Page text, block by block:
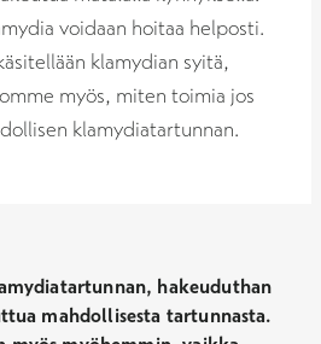
voidaan hoitaa helposti.
klamydian syitä,
myös, miten toimia jos
klamydiatartunnan.
hakeuduthan
mahdollisesta tartunnasta.